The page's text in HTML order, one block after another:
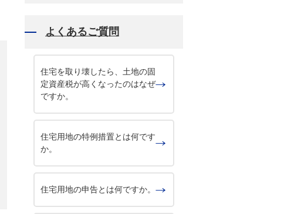
よくあるご質問
住宅を取り壊したら、土地の固
定資産税が高くなったのはなぜ
ですか。
住宅用地の特例措置とは何です
か。
住宅用地の申告とは何ですか。